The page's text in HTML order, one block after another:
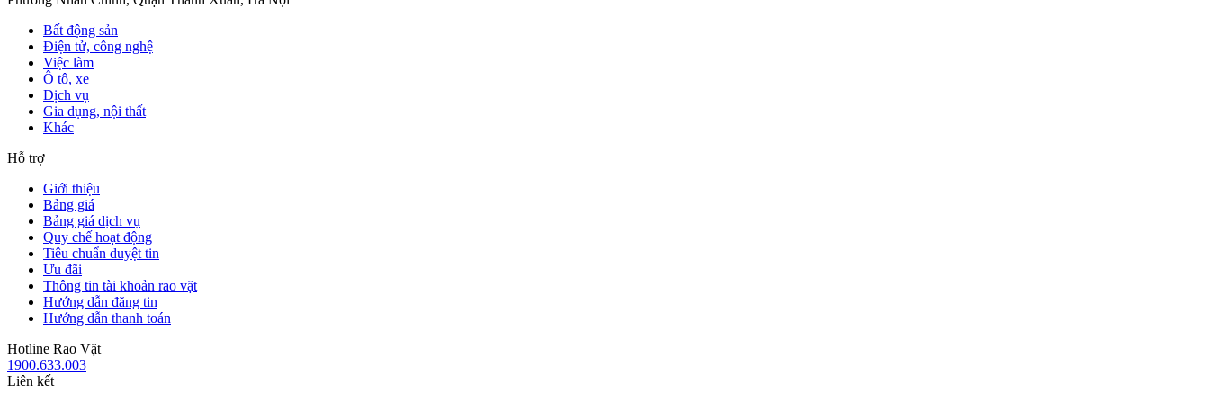
Bất động sản
Điện tử, công nghệ
Việc làm
Ô tô, xe
Dịch vụ
Gia dụng, nội thất
Khác
Hỗ trợ
Giới thiệu
Bảng giá
Bảng giá dịch vụ
Quy chế hoạt động
Tiêu chuẩn duyệt tin
Ưu đãi
Thông tin tài khoản rao vặt
Hướng dẫn đăng tin
Hướng dẫn thanh toán
Hotline Rao Vặt
1900.633.003
Liên kết